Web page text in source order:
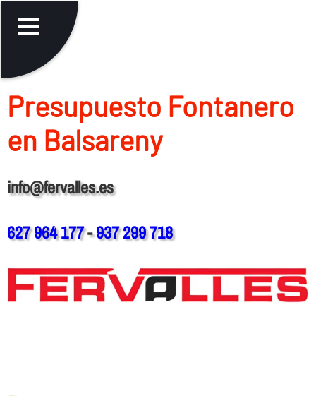
Presupuesto Fontanero
en Balsareny
info@fervalles.es
627 964 177-937 299 718